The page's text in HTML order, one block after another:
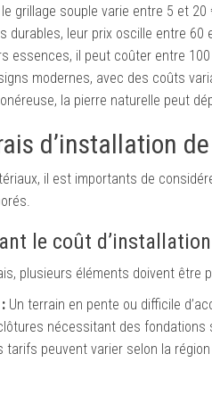
grillage souple varie entre 5 et
durables, leur prix oscille entre
essences, il peut coûter entre
modernes, avec des coûts
la pierre naturelle peut
d’installation
il est importants de
le coût d’installation
plusieurs éléments doivent être
Un terrain en pente ou difficile
nécessitant des fondations
tarifs peuvent varier selon la